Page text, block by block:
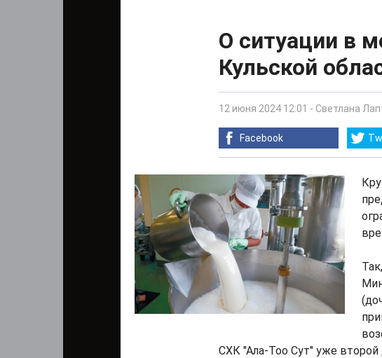
О ситуации в
Кульской
12 июня 2024 12:01 - Светлана
Facebook
СХК "Ала-Тоо Сут" уже второй